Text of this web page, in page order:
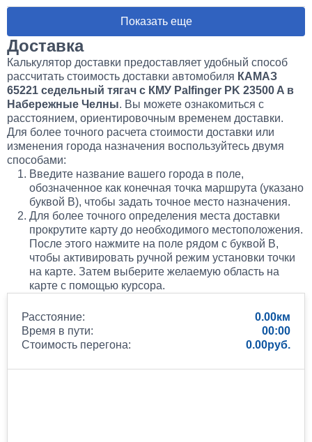
Показать еще
Доставка
Калькулятор доставки предоставляет удобный способ
рассчитать стоимость доставки автомобиля КАМАЗ
65221 седельный тягач с КМУ Palfinger PK 23500 A в
Набережные Челны. Вы можете ознакомиться с
расстоянием, ориентировочным временем доставки.
Для более точного расчета стоимости доставки или
изменения города назначения воспользуйтесь двумя
способами:
Введите название вашего города в поле,
обозначенное как конечная точка маршрута (указано
буквой B), чтобы задать точное место назначения.
Для более точного определения места доставки
прокрутите карту до необходимого местоположения.
После этого нажмите на поле рядом с буквой B,
чтобы активировать ручной режим установки точки
на карте. Затем выберите желаемую область на
карте с помощью курсора.
Расстояние:
0.00
Время в пути:
00:00
Стоимость перегона:
0.00